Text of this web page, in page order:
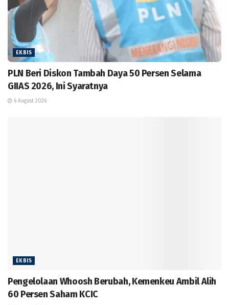
EKBIS
PLN Beri Diskon Tambah Daya 50 Persen Selama
GIIAS 2026, Ini Syaratnya
6 August 2026
EKBIS
Pengelolaan Whoosh Berubah, Kemenkeu Ambil Alih
60 Persen Saham KCIC